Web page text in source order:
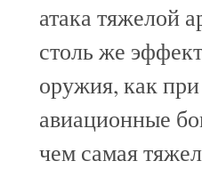
атака тяжелой
столь же
оружия, как
авиационные
чем самая